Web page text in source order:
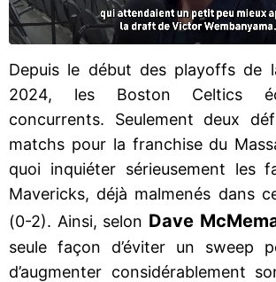
Depuis le début des playoffs de
2024, les Boston Celtics
concurrents. Seulement deux
matchs pour la franchise du
quoi inquiéter sérieusement les
Mavericks, déjà malmenés dans
(0-2). Ainsi, selon Dave
seule façon d’éviter un sweep
d’augmenter considérablement